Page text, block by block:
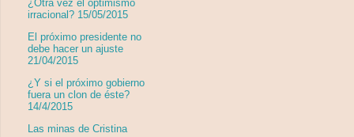
¿Otra vez el optimismo
irracional? 15/05/2015
El próximo presidente no
debe hacer un ajuste
21/04/2015
¿Y si el próximo gobierno
fuera un clon de éste?
14/4/2015
Las minas de Cristina